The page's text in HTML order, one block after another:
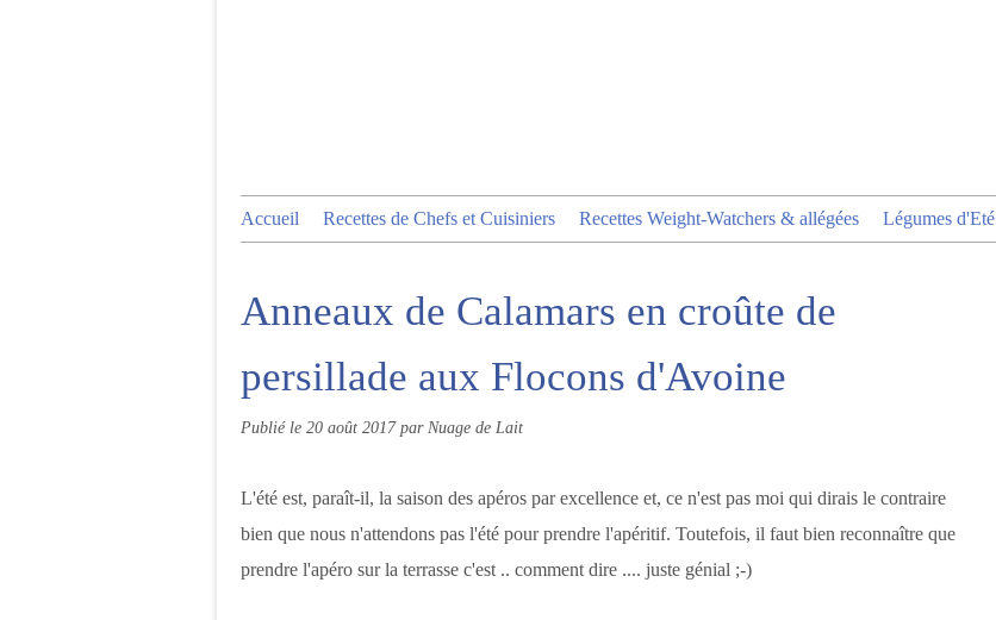
Accueil Recettes de Chefs et Cuisiniers Recettes Weight-Watchers & allégées Légumes d'Eté
Anneaux de Calamars en croûte de
persillade aux Flocons d'Avoine
Publié le 20 août 2017par Nuage de Lait
L'été est, paraît-il, la saison des apéros par excellence et, ce n'est pas moi qui dirais le contraire
bien que nous n'attendons pas l'été pour prendre l'apéritif. Toutefois, il faut bien reconnaître que
prendre l'apéro sur la terrasse c'est .. comment dire .... juste génial ;-)